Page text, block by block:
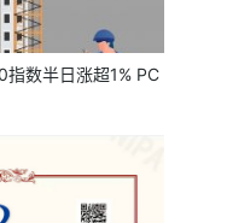
数半日涨超1% PC